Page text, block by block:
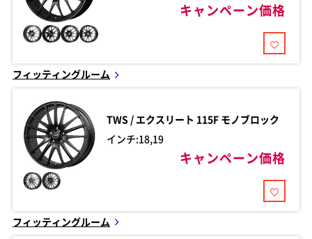
キャンペーン価格
フィッティングルーム
TWS / エクスリート 115F モノブロック
インチ:18,19
キャンペーン価格
フィッティングルーム